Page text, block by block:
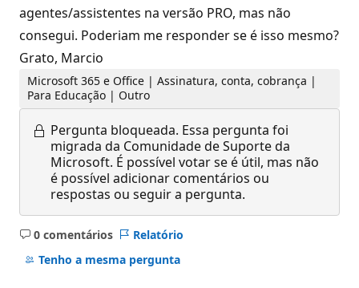
agentes/assistentes na versão PRO, mas não
consegui. Poderiam me responder se é isso mesmo?
Grato, Marcio
Microsoft 365 e Office | Assinatura, conta, cobrança |
Para Educação | Outro
Pergunta bloqueada. Essa pergunta foi
migrada da Comunidade de Suporte da
Microsoft. É possível votar se é útil, mas não
é possível adicionar comentários ou
respostas ou seguir a pergunta.
0 comentários
Sem
comentários
Relatório
Tenho a mesma pergunta